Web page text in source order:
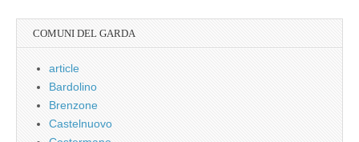
COMUNI DEL GARDA
article
Bardolino
Brenzone
Castelnuovo